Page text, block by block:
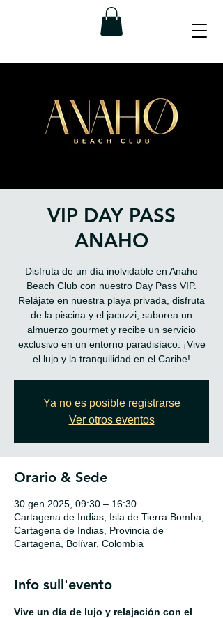
VIP DAY PASS
ANAHO
Disfruta de un día inolvidable en Anaho
Beach Club con nuestro Day Pass VIP.
Relájate en nuestra playa privada, disfruta
de la piscina y el jacuzzi, saborea un
almuerzo gourmet y recibe un servicio
exclusivo en un entorno paradisíaco. ¡Vive
el lujo y la tranquilidad en el Caribe!
Ya no es posible registrarse
Ver otros eventos
Orario & Sede
30 gen 2025, 09:30 – 16:30
Cartagena de Indias, Isla de Tierra Bomba,
Cartagena de Indias, Provincia de
Cartagena, Bolívar, Colombia
Info sull'evento
Vive un día de lujo y relajación con el